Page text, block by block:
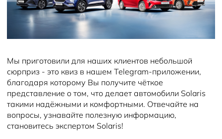
Мы приготовили для наших клиентов небольшой
сюрприз - это квиз в нашем Telegram-приложении,
благодаря которому Вы получите чёткое
представление о том, что делает автомобили Solaris
такими надёжными и комфортными. Отвечайте на
вопросы, узнавайте полезную информацию,
становитесь экспертом Solaris!